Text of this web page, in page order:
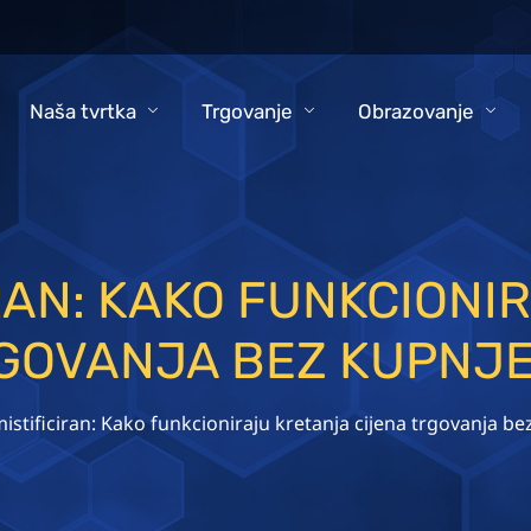
Naša tvrtka Trgovanje Obrazovanje
KAKO
BEZ
Kako funkcioniraju kretanja cijena trgovanja